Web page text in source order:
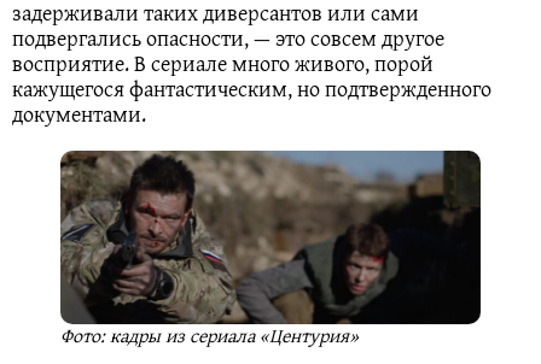
задерживали таких диверсантов или сами
подвергались опасности, — это совсем другое
восприятие. В сериале много живого, порой
кажущегося фантастическим, но подтвержденного
документами.
Фото: кадры из сериала «Центурия»